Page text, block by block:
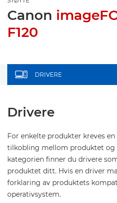
Canon
F120
DRIVERE
Drivere
For enkelte produkter kreves
tilkobling mellom produktet og
kategorien finner du drivere
produktet ditt. Hvis en driver
forklaring av produktets
operativsystem.